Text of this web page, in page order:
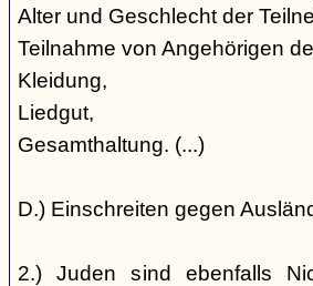
Alter und Geschlecht der
Teilnahme von Angehörigen
Kleidung,
Liedgut,
Gesamthaltung. (...)
D.) Einschreiten gegen
2.) Juden sind ebenfalls